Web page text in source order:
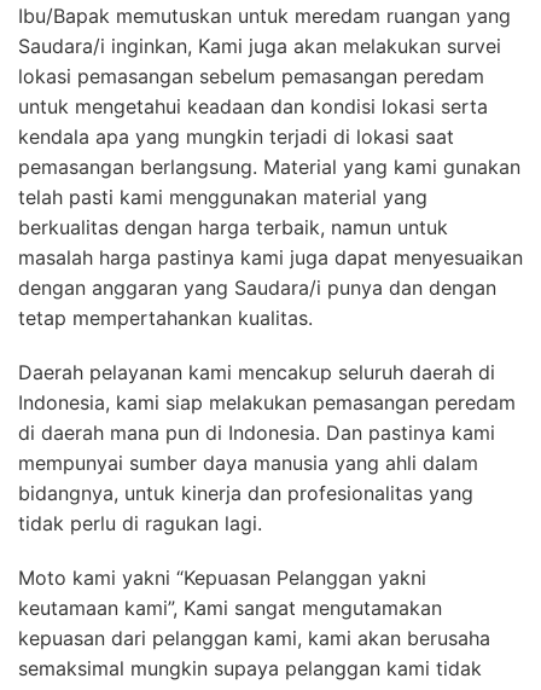
Ibu/Bapak memutuskan untuk meredam ruangan yang
Saudara/i inginkan, Kami juga akan melakukan survei
lokasi pemasangan sebelum pemasangan peredam
untuk mengetahui keadaan dan kondisi lokasi serta
kendala apa yang mungkin terjadi di lokasi saat
pemasangan berlangsung. Material yang kami gunakan
telah pasti kami menggunakan material yang
berkualitas dengan harga terbaik, namun untuk
masalah harga pastinya kami juga dapat menyesuaikan
dengan anggaran yang Saudara/i punya dan dengan
tetap mempertahankan kualitas.
Daerah pelayanan kami mencakup seluruh daerah di
Indonesia, kami siap melakukan pemasangan peredam
di daerah mana pun di Indonesia. Dan pastinya kami
mempunyai sumber daya manusia yang ahli dalam
bidangnya, untuk kinerja dan profesionalitas yang
tidak perlu di ragukan lagi.
Moto kami yakni “Kepuasan Pelanggan yakni
keutamaan kami”, Kami sangat mengutamakan
kepuasan dari pelanggan kami, kami akan berusaha
semaksimal mungkin supaya pelanggan kami tidak